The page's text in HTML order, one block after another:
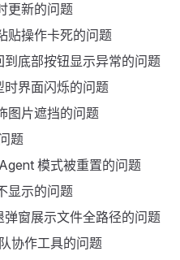
更新的问题
贴操作卡死的问题
底部按钮显示异常的问题
界面闪烁的问题
图片遮挡的问题
题
模式被重置的问题
显示的问题
窗展示文件全路径的问题
协作工具的问题